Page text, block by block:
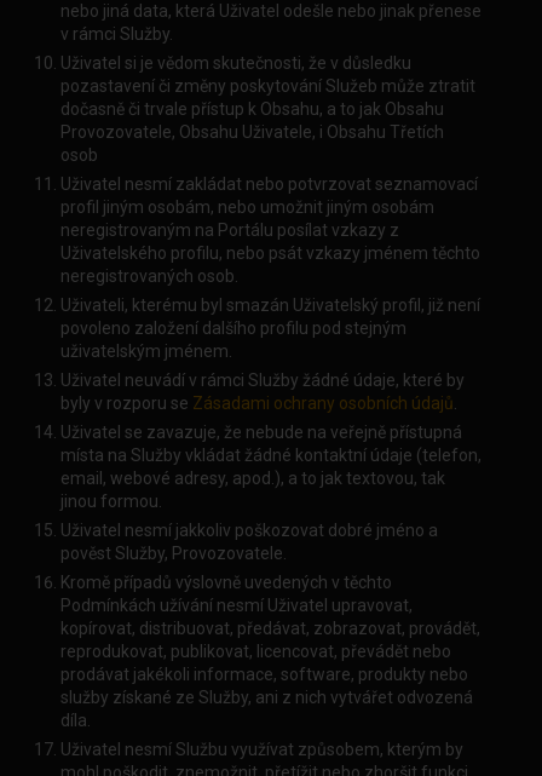
nebo jiná data, která Uživatel odešle nebo jinak přenese
v rámci Služby.
Uživatel si je vědom skutečnosti, že v důsledku
pozastavení či změny poskytování Služeb může ztratit
dočasně či trvale přístup k Obsahu, a to jak Obsahu
Provozovatele, Obsahu Uživatele, i Obsahu Třetích
osob
Uživatel nesmí zakládat nebo potvrzovat seznamovací
profil jiným osobám, nebo umožnit jiným osobám
neregistrovaným na Portálu posílat vzkazy z
Uživatelského profilu, nebo psát vzkazy jménem těchto
neregistrovaných osob.
Uživateli, kterému byl smazán Uživatelský profil, již není
povoleno založení dalšího profilu pod stejným
uživatelským jménem.
Uživatel neuvádí v rámci Služby žádné údaje, které by
byly v rozporu se Zásadami ochrany osobních údajů
Uživatel se zavazuje, že nebude na veřejně přístupná
místa na Služby vkládat žádné kontaktní údaje (telefon,
email, webové adresy, apod.), a to jak textovou, tak
jinou formou.
Uživatel nesmí jakkoliv poškozovat dobré jméno a
pověst Služby, Provozovatele.
Kromě případů výslovně uvedených v těchto
Podmínkách užívání nesmí Uživatel upravovat,
kopírovat, distribuovat, předávat, zobrazovat, provádět,
reprodukovat, publikovat, licencovat, převádět nebo
prodávat jakékoli informace, software, produkty nebo
služby získané ze Služby, ani z nich vytvářet odvozená
díla.
Uživatel nesmí Službu využívat způsobem, kterým by